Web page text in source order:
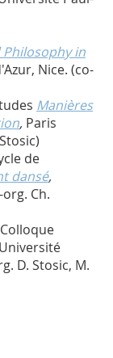
Philosophy in
Nice. (co-
Manières
, Paris
de
dansé,
Ch.
D. Stosic, M.